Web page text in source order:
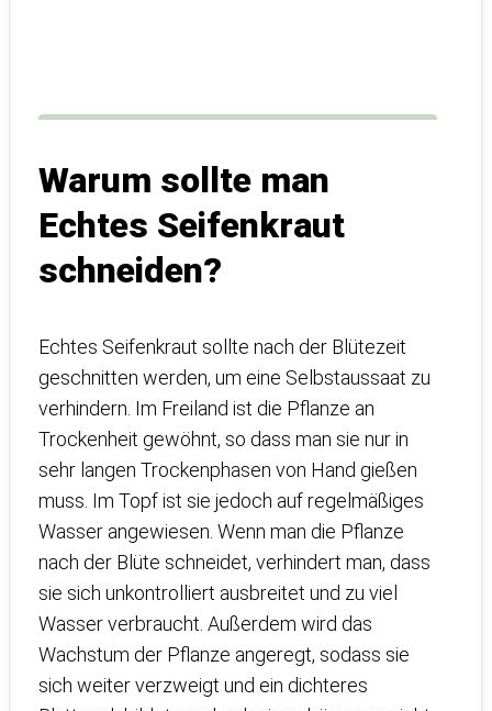
Warum sollte man
Echtes Seifenkraut
schneiden?
Echtes Seifenkraut sollte nach der Blütezeit
geschnitten werden, um eine Selbstaussaat zu
verhindern. Im Freiland ist die Pflanze an
Trockenheit gewöhnt, so dass man sie nur in
sehr langen Trockenphasen von Hand gießen
muss. Im Topf ist sie jedoch auf regelmäßiges
Wasser angewiesen. Wenn man die Pflanze
nach der Blüte schneidet, verhindert man, dass
sie sich unkontrolliert ausbreitet und zu viel
Wasser verbraucht. Außerdem wird das
Wachstum der Pflanze angeregt, sodass sie
sich weiter verzweigt und ein dichteres